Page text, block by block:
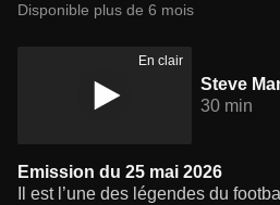
Disponible plus de 6 mois
En clair
Steve
30 min
Emission du 25 mai 2026
Il est l’une des légendes du